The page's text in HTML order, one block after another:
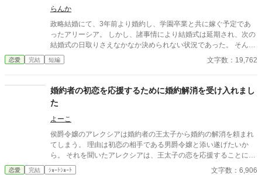
らんか
政略結婚にて、3年前より婚約し、学園卒業と共に嫁ぐ予定であ
ったアリーシア。 しかし、諸事情により結婚式は延期され、次の
結婚式の日取りさえなかなか決められない状況であった。 そんな
アリーシアの婚約者ルートヴィッヒは、護衛対象である第三王女
ミーアの傍を片時も離れようとしない。 月1回の婚約者同士のお
らった事がない。 そんな状況で、アリーシアは思う。 私はあなた
の隣に必要でしょうか？ あなたが求めているのは別の人ではない
のでしょうかと。 ＊ 短編です。 ご感想欄は都合により、閉じさ
せて頂きます。
恋愛 完結 短編 文字数：19,762
婚約者の初恋を応援するために婚約解消を受け入れまし
た
よーこ
侯爵令嬢のアレクシアは婚約者の王太子から婚約の解消を頼まれ
てしまう。 理由は初恋の相手である男爵令嬢と添い遂げたいか
ら。 それを聞いたアレクシアは、王太子の恋を応援することに。
さて、王太子の初恋は実るのかどうなのか。
恋愛 完結 ｼｮｰﾄｼｮｰﾄ 文字数：6,906